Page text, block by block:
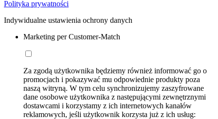
Polityka prywatności
Indywidualne ustawienia ochrony danych
Marketing per Customer-Match
Za zgodą użytkownika będziemy również informować go o
promocjach i pokazywać mu odpowiednie produkty poza
naszą witryną. W tym celu synchronizujemy zaszyfrowane
dane osobowe użytkownika z następującymi zewnętrznymi
dostawcami i korzystamy z ich internetowych kanałów
reklamowych, jeśli użytkownik korzysta już z ich usług: